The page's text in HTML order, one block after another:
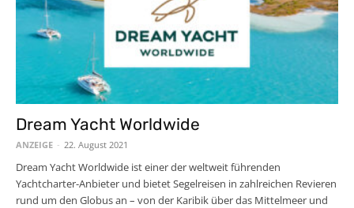
Dream Yacht Worldwide
ANZEIGE - 22. August 2021
Dream Yacht Worldwide ist einer der weltweit führenden
Yachtcharter-Anbieter und bietet Segelreisen in zahlreichen Revieren
rund um den Globus an – von der Karibik über das Mittelmeer und